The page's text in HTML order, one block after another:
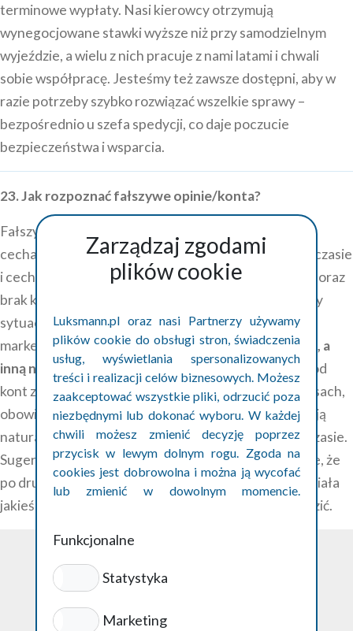
Zarządzaj zgodami
plików cookie
Luksmann.pl oraz nasi Partnerzy używamy
plików cookie do obsługi stron, świadczenia
usług, wyświetlania spersonalizowanych
treści i realizacji celów biznesowych. Możesz
zaakceptować wszystkie pliki, odrzucić poza
niezbędnymi lub dokonać wyboru. W każdej
chwili możesz zmienić decyzję poprzez
przycisk w lewym dolnym rogu. Zgoda na
cookies jest dobrowolna i można ją wycofać
lub zmienić w dowolnym momencie.
Funkcjonalne
Statystyka
Marketing
terminowe wypłaty. Nasi kierowcy otrzymują
wynegocjowane stawki wyższe niż przy samodzielnym
wyjeździe, a wielu z nich pracuje z nami latami i chwali
sobie współpracę. Jesteśmy też zawsze dostępni, aby w
razie potrzeby szybko rozwiązać wszelkie sprawy –
bezpośrednio u szefa spedycji, co daje poczucie
bezpieczeństwa i wsparcia.
23. Jak rozpoznać fałszywe opinie/konta?
Fałszywe konta i opinie można rozpoznać po kilku
cechach. Często mają dodane wiele opinii w krótkim czasie
i cechuje je przesadna emocjonalność, ogólnikowość oraz
brak konkretnych szczegółów dotyczących pracy czy
sytuacji. Niektóre z takich kont należą do firm
marketingowych, które za opłatąjedną firmę chwalą, a
inną negują. Prawdziwe opinie natomiast pochodzą od
kont z historią, zawierają konkretne informacje o trasach,
obowiązkach czy doświadczeniach pracowników, mają
naturalną stylistykę i pojawiają się równomiernie w czasie.
Sugerując się opiniami zawsze trzeba mieć na uwadze, że
po drugiej stronie może wcale nie być osoba, która miała
jakieś doświadczenia, tylko chce zwyczajnie zaszkodzić.
Polityka prywatności
ul. Podwale 1/62